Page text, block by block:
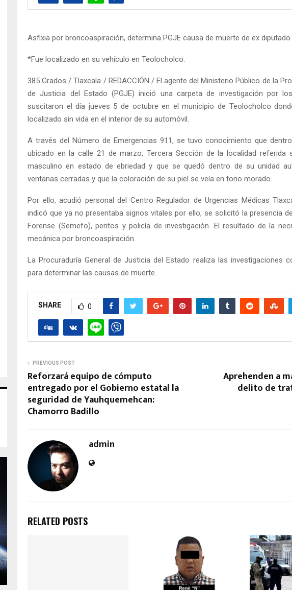
Asfixia por broncoaspiración, determina PGJE causa de muerte de ex diputado
*Fue localizado en su vehículo en Teolocholco.
385 Grados / Tlaxcala / REDACCIÓN / El agente del Ministerio Público de la
de Justicia del Estado (PGJE) inició una carpeta de investigación por
suscitaron el día jueves 5 de octubre en el municipio de Teolocholco
localizado sin vida en el interior de su automóvil.
A través del Número de Emergencias 911, se tuvo conocimiento que
ubicado en la calle 21 de marzo, Tercera Sección de la localidad referida
masculino en estado de ebriedad y que se quedó dentro de su unidad
ventanas cerradas y que la coloración de su piel se veía en tono morado.
Por ello, acudió personal del Centro Regulador de Urgencias Médicas
indicó que ya no presentaba signos vitales por ello, se solicitó la presencia
Forense (Semefo), peritos y policía de investigación. El resultado de la
mecánica por broncoaspiración.
La Procuraduría General de Justicia del Estado realiza las investigaciones
para determinar las causas de muerte.
SHARE 0
PREVIOUS POST
Reforzará equipo de cómputo
entregado por el Gobierno estatal la
seguridad de Yauhquemehcan:
Chamorro Badillo
Aprehenden a
delito de
admin
RELATED POSTS
Retweet Favorite Reply